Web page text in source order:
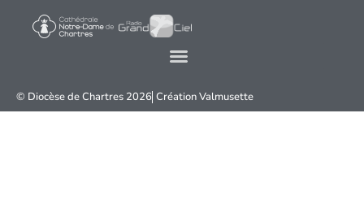
© Diocèse de Chartres 2026 CréationValmusette